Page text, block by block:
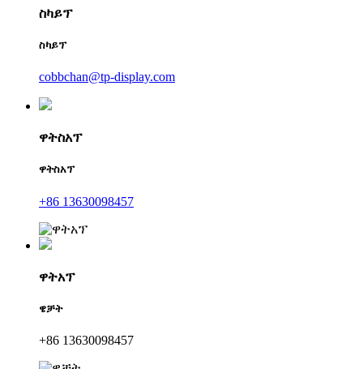
ስካይፕ
ስካይፕ
cobbchan@tp-display.com
ዋትስአፕ
ዋትስአፕ
+86 13630098457
ዋትአፕ
ዌቻት
+86 13630098457